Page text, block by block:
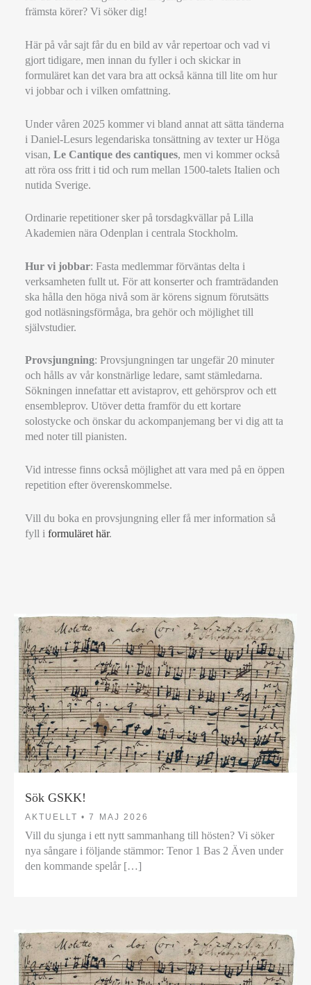
främsta körer? Vi söker dig!
Här på vår sajt får du en bild av vår repertoar och vad vi
gjort tidigare, men innan du fyller i och skickar in
formuläret kan det vara bra att också känna till lite om hur
vi jobbar och i vilken omfattning.
Under våren 2025 kommer vi bland annat att sätta tänderna
i Daniel-Lesurs legendariska tonsättning av texter ur Höga
visan, Le Cantique des cantiques, men vi kommer också
att röra oss fritt i tid och rum mellan 1500-talets Italien och
nutida Sverige.
Ordinarie repetitioner sker på torsdagkvällar på Lilla
Akademien nära Odenplan i centrala Stockholm.
Hur vi jobbar: Fasta medlemmar förväntas delta i
verksamheten fullt ut. För att konserter och framträdanden
ska hålla den höga nivå som är körens signum förutsätts
god notläsningsförmåga, bra gehör och möjlighet till
självstudier.
Provsjungning: Provsjungningen tar ungefär 20 minuter
och hålls av vår konstnärlige ledare, samt stämledarna.
Sökningen innefattar ett avistaprov, ett gehörsprov och ett
ensembleprov. Utöver detta framför du ett kortare
solostycke och önskar du ackompanjemang ber vi dig att ta
med noter till pianisten.
Vid intresse finns också möjlighet att vara med på en öppen
repetition efter överenskommelse.
Vill du boka en provsjungning eller få mer information så
fyll i formuläret här.
Sök GSKK!
AKTUELLT • 7 MAJ 2026
Vill du sjunga i ett nytt sammanhang till hösten? Vi söker
nya sångare i följande stämmor: Tenor 1 Bas 2 Även under
den kommande spelår […]